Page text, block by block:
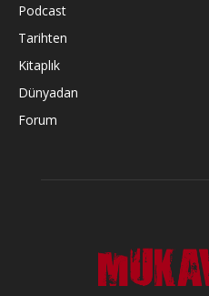
Podcast
Tarihten
Kitaplık
Dünyadan
Forum